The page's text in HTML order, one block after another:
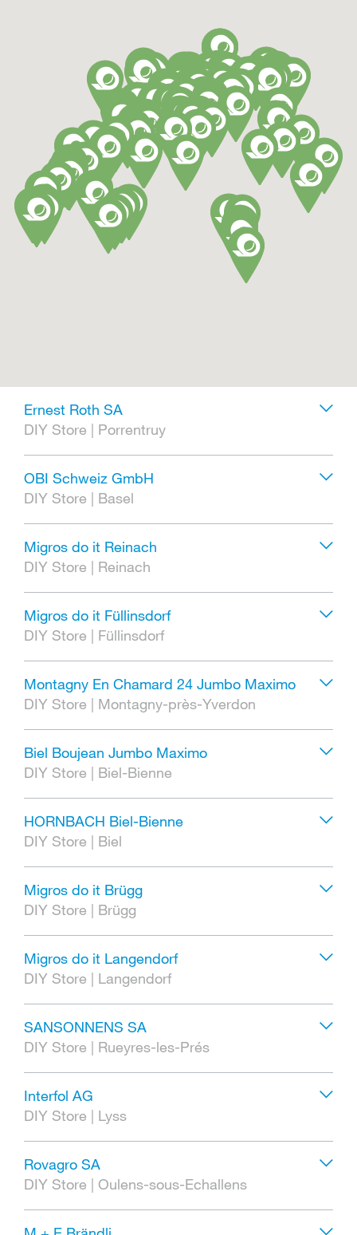
Ernest Roth SA
DIY Store | Porrentruy
OBI Schweiz GmbH
DIY Store | Basel
Migros do it Reinach
DIY Store | Reinach
Migros do it Füllinsdorf
DIY Store | Füllinsdorf
Montagny En Chamard 24 Jumbo Maximo
DIY Store | Montagny-près-Yverdon
Biel Boujean Jumbo Maximo
DIY Store | Biel-Bienne
HORNBACH Biel-Bienne
DIY Store | Biel
Migros do it Brügg
DIY Store | Brügg
Migros do it Langendorf
DIY Store | Langendorf
SANSONNENS SA
DIY Store | Rueyres-les-Prés
Interfol AG
DIY Store | Lyss
Rovagro SA
DIY Store | Oulens-sous-Echallens